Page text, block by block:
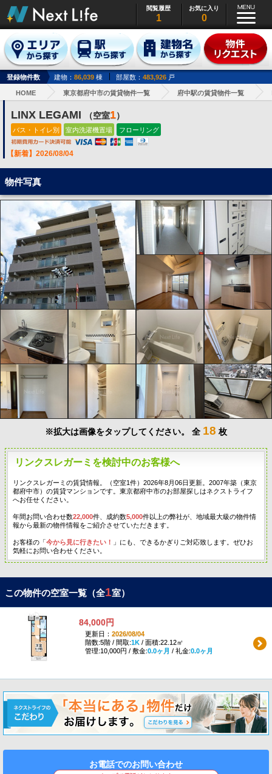
閲覧履歴
1
お気に入り
0
登録物件数 建物： 86,039 棟 部屋数： 483,926 戸
HOME 東京都府中市の賃貸物件一覧 府中駅の賃貸物件一覧
LINX LEGAMI （空室1）
バス・トイレ別 室内洗濯機置場 フローリング
【新着】2026/08/04
物件写真
※拡大は画像をタップしてください。 全 18 枚
リンクスレガーミを検討中のお客様へ
リンクスレガーミの賃貸情報。（空室1件）2026年8月06日更新。2007年築（東京
都府中市）の賃貸マンションです。東京都府中市のお部屋探しはネクストライフ
へお任せください。
年間お問い合わせ数22,000件、成約数5,000件以上の弊社が、地域最大級の物件情
報から最新の物件情報をご紹介させていただきます。
お客様の「今から見に行きたい！
」にも、できるかぎりご対応致します。ぜひお
気軽にお問い合わせください。
この物件の空室一覧（全1室）
84,000円
更新日： 2026/08/04
階数:5階 / 間取:1K/ 面積:22.12㎡
管理:10,000円 / 敷金:0.0ヶ月 / 礼金:0.0ヶ月
お電話でのお問い合わせ